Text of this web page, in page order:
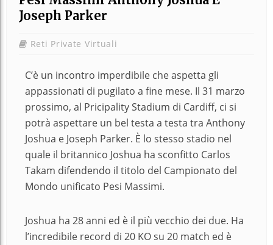
Joseph Parker
Reti Private Virtuali
C’è un incontro imperdibile che aspetta gli
appassionati di pugilato a fine mese. Il 31 marzo
prossimo, al Pricipality Stadium di Cardiff, ci si
potrà aspettare un bel testa a testa tra Anthony
Joshua e Joseph Parker. È lo stesso stadio nel
quale il britannico Joshua ha sconfitto Carlos
Takam difendendo il titolo del Campionato del
Mondo unificato Pesi Massimi.
Joshua ha 28 anni ed è il più vecchio dei due. Ha
l’incredibile record di 20 KO su 20 match ed è